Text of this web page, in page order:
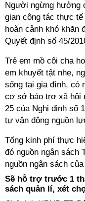
Người ngừng hưởng
gian công tác thực
hoàn cảnh khó khăn
Quyết định số 45/
Trẻ em mồ côi cha
em khuyết tật nhẹ,
sống tại gia đình, có
cơ sở bảo trợ xã hội
25 của Nghị định số
tự vận động nguồn
Tổng kinh phí thực
đó nguồn ngân sách
nguồn ngân sách
Sẽ hỗ trợ trước 1
sách quản lí, xét